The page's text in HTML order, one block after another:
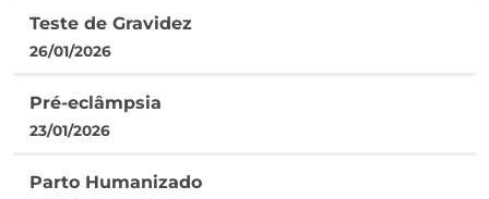
Teste de Gravidez
26/01/2026
Pré-eclâmpsia
23/01/2026
Parto Humanizado